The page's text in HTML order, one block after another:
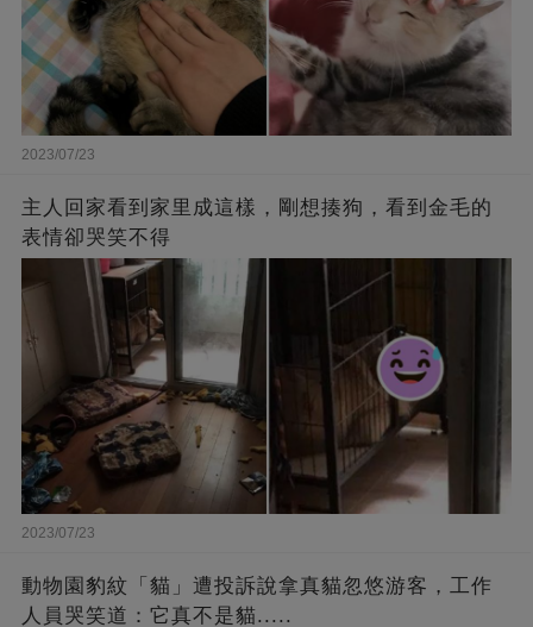
2023/07/23
主人回家看到家里成這樣，剛想揍狗，看到金毛的
表情卻哭笑不得
2023/07/23
動物園豹紋「貓」遭投訴說拿真貓忽悠游客，工作
人員哭笑道：它真不是貓.....